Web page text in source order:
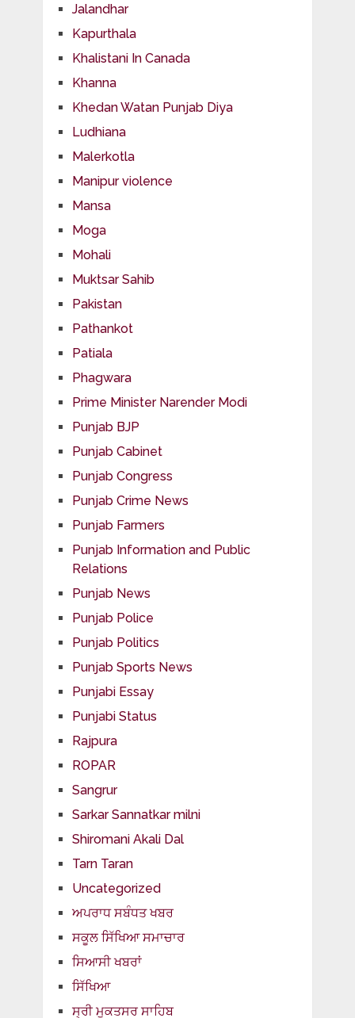
Jalandhar
Kapurthala
Khalistani In Canada
Khanna
Khedan Watan Punjab Diya
Ludhiana
Malerkotla
Manipur violence
Mansa
Moga
Mohali
Muktsar Sahib
Pakistan
Pathankot
Patiala
Phagwara
Prime Minister Narender Modi
Punjab BJP
Punjab Cabinet
Punjab Congress
Punjab Crime News
Punjab Farmers
Punjab Information and Public
Relations
Punjab News
Punjab Police
Punjab Politics
Punjab Sports News
Punjabi Essay
Punjabi Status
Rajpura
ROPAR
Sangrur
Sarkar Sannatkar milni
Shiromani Akali Dal
Tarn Taran
Uncategorized
ਅਪਰਾਧ ਸਬੰਧਤ ਖਬਰ
ਸਕੂਲ ਸਿੱਖਿਆ ਸਮਾਚਾਰ
ਸਿਆਸੀ ਖਬਰਾਂ
ਸਿੱਖਿਆ
ਸ੍ਰੀ ਮੁਕਤਸਰ ਸਾਹਿਬ